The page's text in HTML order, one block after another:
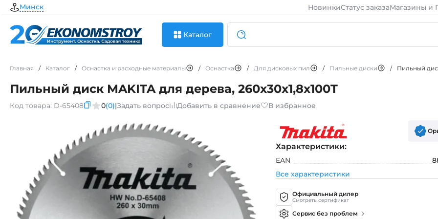
Минск НовинкиСтатус заказаМагазины и
Каталог
Главная / Каталог / Оснастка и расходные материалы / Оснастка / Для дисковых пил / Пильные диски / Пильный
Пильный диск MAKITA для дерева, 260x30x1,8x100T
Код товара: D-65408 0(0)|Задать вопрос Добавить в сравнение В избранное
Характеристики:
EAN
Все характеристики
Официальный дилер
Смотреть сертификат
Сервис без проблем